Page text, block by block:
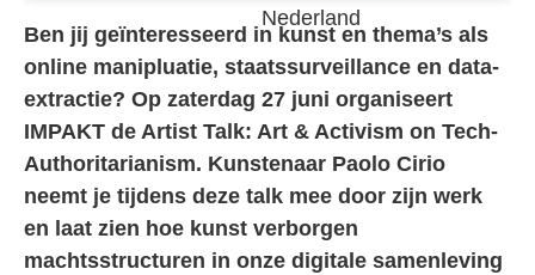
Nederland
Ben jij geïnteresseerd in kunst en thema’s als
online manipluatie, staatssurveillance en data-
extractie? Op zaterdag 27 juni organiseert
IMPAKT de Artist Talk: Art & Activism on Tech-
Authoritarianism. Kunstenaar Paolo Cirio
neemt je tijdens deze talk mee door zijn werk
en laat zien hoe kunst verborgen
machtsstructuren in onze digitale samenleving